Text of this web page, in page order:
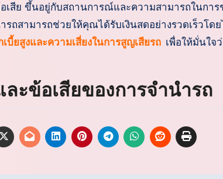
อเสีย ขึ้นอยู่กับสถานการณ์และความสามารถในก
ถสามารถช่วยให้คุณได้รับเงินสดอย่างรวดเร็วโด
บี้ยสูงและความเสี่ยงในการสูญเสียรถ เพื่อให้มั่นใจ
ะข้อเสียของการจำนำรถ